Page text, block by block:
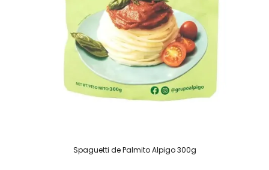
Spaguetti de Palmito Alpigo 300g